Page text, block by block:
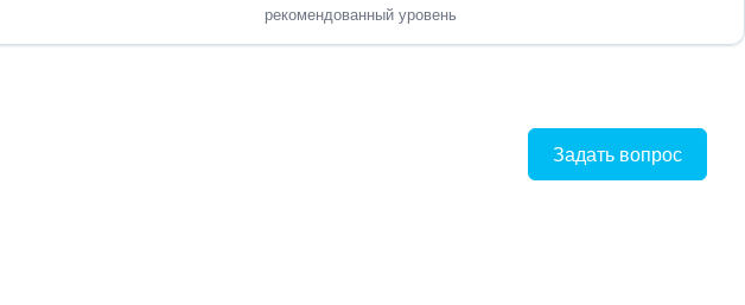
рекомендованный уровень
Задать вопрос